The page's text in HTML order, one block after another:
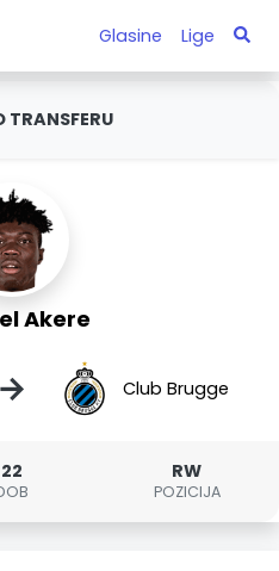
Glasine Lige
TRANSFERU
Akere
→ Club Brugge
22 RW
POZICIJA